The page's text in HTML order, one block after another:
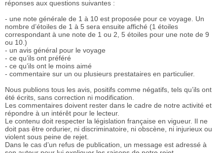
réponses aux questions suivantes :
- une note générale de 1 à 10 est proposée pour ce voyage. Un
nombre d’étoiles de 1 à 5 sera ensuite affiché (1 étoiles
correspondant à une note de 1 ou 2, 5 étoiles pour une note de 9
ou 10.)
- un avis général pour le voyage
- ce qu’ils ont préféré
- ce qu’ils ont le moins aimé
- commentaire sur un ou plusieurs prestataires en particulier.
Nous publions tous les avis, positifs comme négatifs, tels qu’ils ont
été écrits, sans correction ni modification.
Les commentaires doivent rester dans le cadre de notre activité et
répondre à un intérêt pour le lecteur.
Le contenu doit respecter la législation française en vigueur. Il ne
doit pas être ordurier, ni discriminatoire, ni obscène, ni injurieux ou
violent sous peine de rejet.
Dans le cas d’un refus de publication, un message est adressé à